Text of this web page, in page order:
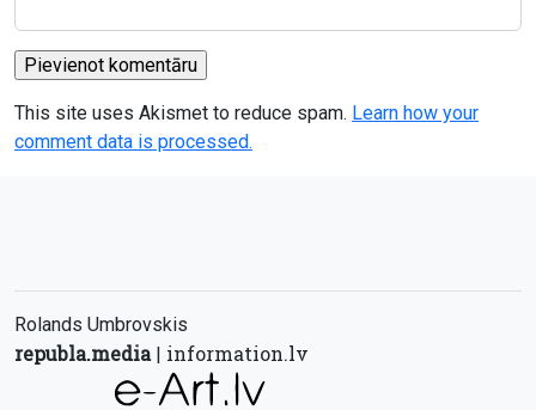
This site uses Akismet to reduce spam. Learn how your
comment data is processed.
Rolands Umbrovskis
republa.media| information.lv